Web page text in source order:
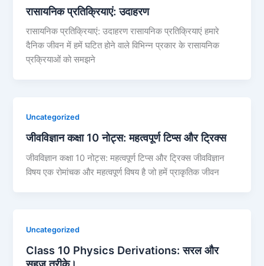
रासायनिक प्रतिक्रियाएं: उदाहरण
रासायनिक प्रतिक्रियाएं: उदाहरण रासायनिक प्रतिक्रियाएं हमारे
दैनिक जीवन में हमें घटित होने वाले विभिन्न प्रकार के रासायनिक
प्रक्रियाओं को समझने
Uncategorized
जीवविज्ञान कक्षा 10 नोट्स: महत्वपूर्ण टिप्स और ट्रिक्स
जीवविज्ञान कक्षा 10 नोट्स: महत्वपूर्ण टिप्स और ट्रिक्स जीवविज्ञान
विषय एक रोमांचक और महत्वपूर्ण विषय है जो हमें प्राकृतिक जीवन
Uncategorized
Class 10 Physics Derivations: सरल और